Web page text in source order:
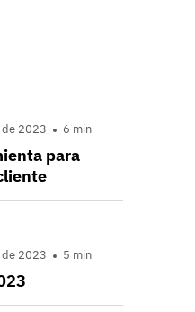
2023 6 min
para
2023 5 min